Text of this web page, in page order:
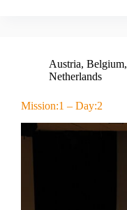
Austria, Belgium,
Netherlands
Mission:1 – Day:2